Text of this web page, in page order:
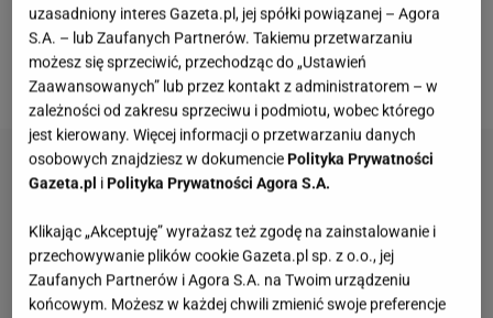
Wybrałyśmy 12 modeli na wiosnę i lato 2021w
najmodniejszych kolorach sezonu. Zobacz, który
model warto mieć w szafie.
uzasadniony interes Gazeta.pl, jej spółki powiązanej – Agora
S.A. – lub Zaufanych Partnerów. Takiemu przetwarzaniu
możesz się sprzeciwić, przechodząc do „Ustawień
Zaawansowanych” lub przez kontakt z administratorem – w
zależności od zakresu sprzeciwu i podmiotu, wobec którego
jest kierowany. Więcej informacji o przetwarzaniu danych
osobowych znajdziesz w dokumencie Polityka Prywatności
Gazeta.pl i Polityka Prywatności Agora S.A.
Klikając „Akceptuję” wyrażasz też zgodę na zainstalowanie i
przechowywanie plików cookie Gazeta.pl sp. z o.o., jej
Zaufanych Partnerów i Agora S.A. na Twoim urządzeniu
końcowym. Możesz w każdej chwili zmienić swoje preferencje